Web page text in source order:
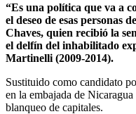
“Es una política que va a
el deseo de esas personas
Chaves, quien recibió la
el delfín del inhabilitado
Martinelli (2009-2014).
Sustituido como candidato
en la embajada de
blanqueo de capitales.